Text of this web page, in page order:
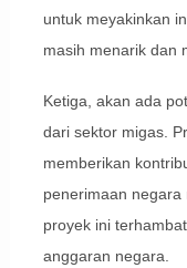
untuk meyakinkan
masih menarik dan
Ketiga, akan ada
dari sektor migas.
memberikan
penerimaan negara
proyek ini
anggaran negara.